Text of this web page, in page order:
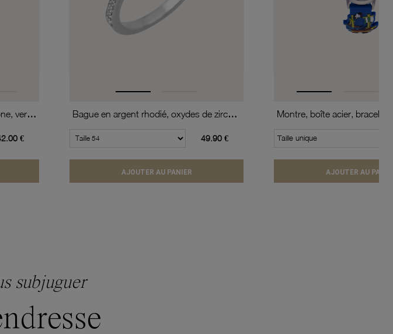
Montre, boîte acier, bracelet silicone, verre minéral, kids
€
Bague en argent rhodié, oxydes de zirconium
49.90 €
AJOUTER AU PANIER
Taille unique
AJOUTER AU
subjuguer